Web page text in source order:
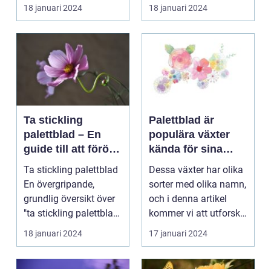
18 januari 2024
växt s...
18 januari 2024
Ta stickling
palettblad – En
guide till att föröka
denna populära
växt
Ta stickling palettblad
En övergripande,
grundlig översikt över
"ta stickling palettblad"
...
18 januari 2024
Palettblad är
populära växter
kända för sina
färgglada blad och
dekorativa
utseende
Dessa växter har olika
sorter med olika namn,
och i denna artikel
kommer vi att utforska
olika palet...
17 januari 2024